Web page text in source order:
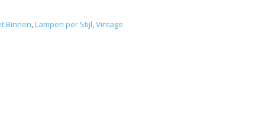
Binnen,Lampen per Stijl,Vintage